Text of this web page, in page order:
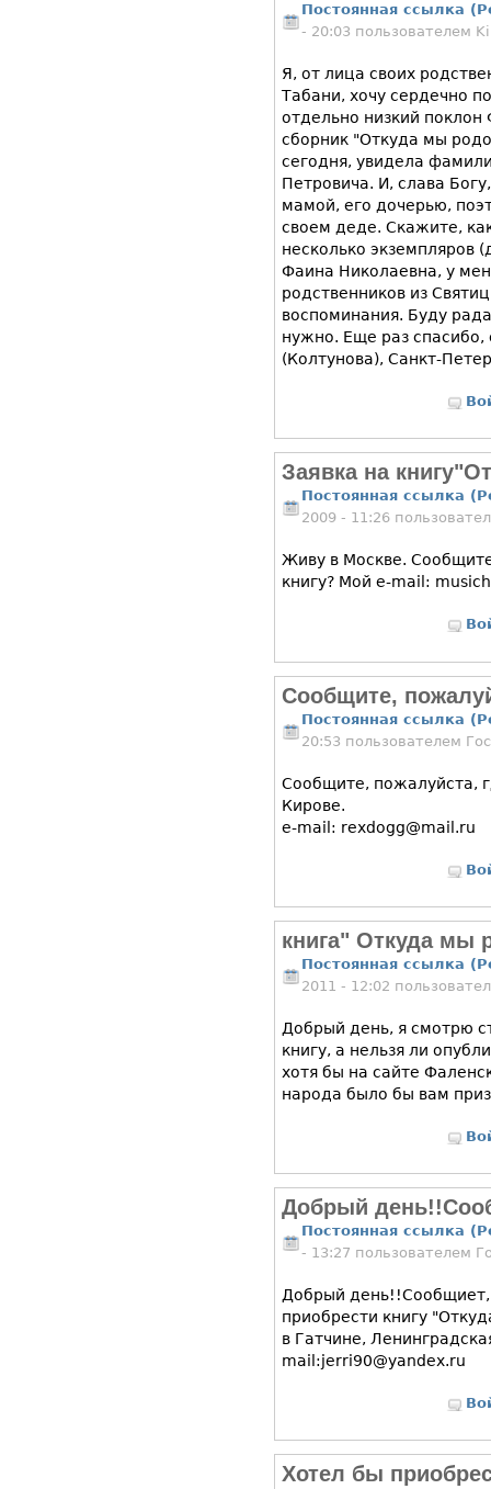
Постоянная ссылка
- 20:03 пользователем
Я, от лица своих
Табани, хочу сердечно
отдельно низкий
сборник "Откуда мы
сегодня, увидела
Петровича. И, слава
мамой, его дочерью,
своем деде. Скажите,
несколько экземпляров
Фаина Николаевна, у
родственников из
воспоминания. Буду
нужно. Еще раз
(Колтунова), Санкт-
Заявка на
Постоянная ссылка
2009 - 11:26
Живу в Москве.
книгу? Мой e-mail:
Сообщите,
Постоянная ссылка
20:53 пользователем
Сообщите, пожалуйста,
Кирове.
e-mail: rexdogg@mail.ru
книга" Откуда мы
Постоянная ссылка
2011 - 12:02
Добрый день, я смотрю
книгу, а нельзя ли
хотя бы на сайте
народа было бы вам
Добрый
Постоянная ссылка
- 13:27 пользователем
Добрый
приобрести книгу
в Гатчине,
mail:jerri90@yandex.ru
Хотел бы